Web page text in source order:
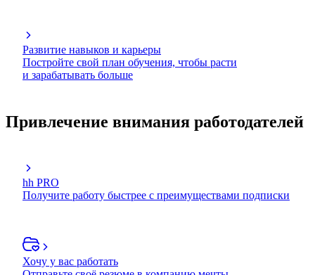
Развитие навыков и карьеры
Постройте свой план обучения, чтобы расти
и зарабатывать больше
Привлечение внимания работодателей
hh PRO
Получите работу быстрее с преимуществами подписки
Хочу у вас работать